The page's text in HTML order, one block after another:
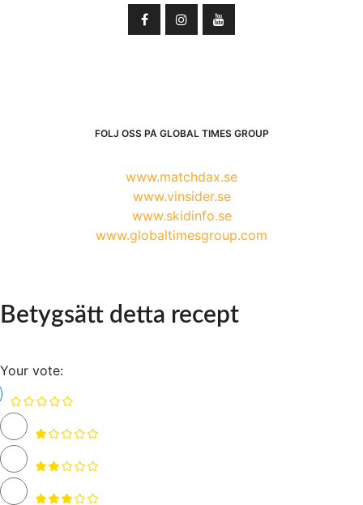
FÖLJ OSS PÅ GLOBAL TIMES GROUP
www.matchdax.se
www.vinsider.se
www.skidinfo.se
www.globaltimesgroup.com
Betygsätt detta recept
Your vote: